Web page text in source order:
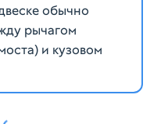
обычно
рычагом
и кузовом